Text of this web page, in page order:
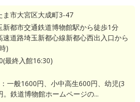
ま市大宮区大成町3-47
新都市交通鉄道博物館駅から徒歩1分
速道路埼玉新都心線新都心西出入口から
)
最終入館16:30)
一般1600円、小中高生600円、幼児(3
。鉄道博物館ホームページの...